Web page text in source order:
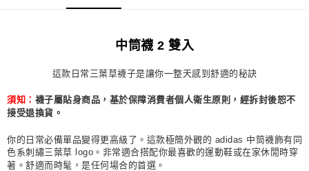
每筆NT$80，滿NT$1,500(含以上)免運費
付款後門市自取
每筆NT$80，滿NT$1,500(含以上)免運費
中筒襪 2 雙入
這款日常三葉草襪子是讓你一整天感到舒適的秘訣
須知： 襪子屬貼身商品，基於保障消費者個人衛生原則，經拆封後恕不
接受退換貨。
你的日常必備單品變得更高級了。這款極簡外觀的 adidas 中筒襪飾有同
色系刺繡三葉草 logo。非常適合搭配你最喜歡的運動鞋或在家休閒時穿
著。舒適而時髦，是任何場合的首選。